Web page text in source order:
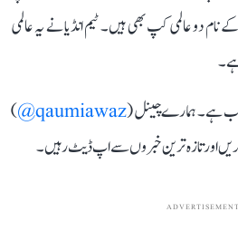
نام دو عالمی کپ بھی ہیں۔ ٹیم انڈیا نے یہ عالمی
ہے۔ ہمارے چینل (qaumiawaz@
)
اور تازہ ترین خبروں سے اپ ڈیٹ رہیں۔
ADVERTISEMENT